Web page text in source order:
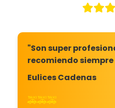
"Son super
recomiendo
Eulices Cadenas
🚕🚕🚕